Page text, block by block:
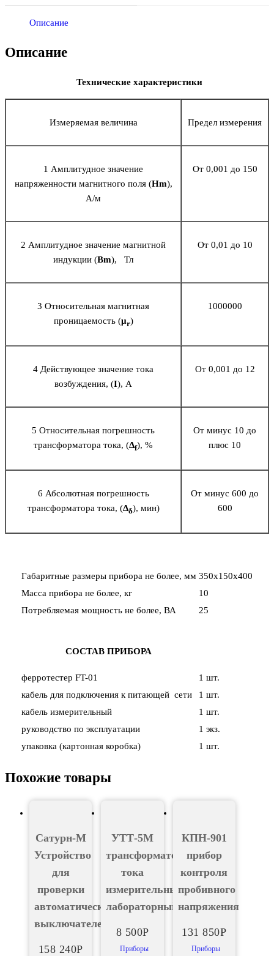
Описание
Описание
Технические характеристики
Измеряемая величина Предел измерения
1 Амплитудное значение
напряженности магнитного поля (Hm),
А/м
От 0,001 до 150
2 Амплитудное значение магнитной
индукции (Bm), Тл
От 0,01 до 10
3 Относительная магнитная
проницаемость (μr)
1000000
4 Действующее значение тока
возбуждения, (I), А
От 0,001 до 12
5 Относительная погрешность
трансформатора тока, (Δf), %
От минус 10 до
плюс 10
6 Абсолютная погрешность
трансформатора тока, (Δδ), мин)
От минус 600 до
600
Габаритные размеры прибора не более, мм 350х150х400
Масса прибора не более, кг
10
Потребляемая мощность не более, ВА
25
СОСТАВ ПРИБОРА
ферротестер FT-01
1 шт.
кабель для подключения к питающей сети
1 шт.
кабель измерительный
1 шт.
руководство по эксплуатации
1 экз.
упаковка (картонная коробка)
1 шт.
Похожие товары
Сатурн-М
Устройство
для
проверки
автоматических
выключателей
158 240Р
УТТ-5М
трансформатор
тока
измерительный
лабораторный
8 500Р
Приборы
КПН-901
прибор
контроля
пробивного
напряжения
131 850Р
Приборы